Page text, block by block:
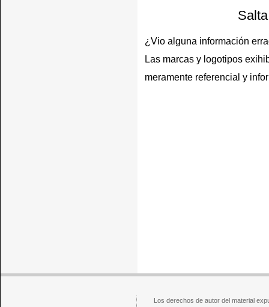
¿Vio alguna información
Las marcas y logotipos
meramente referencial y
Los derechos de autor del material